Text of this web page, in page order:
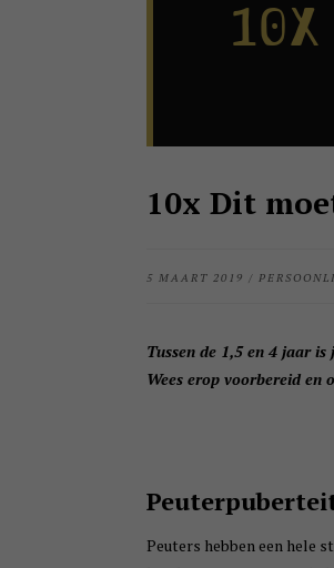
10x Dit
5 MAART 2019 /
Tussen de 1,5 en 4 jaar
Wees erop voorbereid en
Peuters hebben een hele